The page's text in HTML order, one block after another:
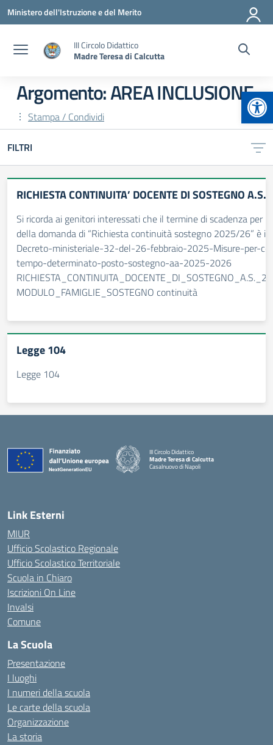
Vai ai contenuti
Vai al menu di navigazione
Vai al footer
Ministero dell'Istruzione e del Merito
III Circolo Didattico
Madre Teresa di Calcutta
Argomento: AREA INCLUSIONE
Stampa / Condividi
FILTRI
RICHIESTA CONTINUITA’ DOCENTE DI SOSTEGNO
Si ricorda ai genitori interessati che il termine di scadenza per
della domanda di “Richiesta continuità sostegno 2025/26” è
Decreto-ministeriale-32-del-26-febbraio-2025-Misure-per-
tempo-determinato-posto-sostegno-aa-2025-2026
MODULO_FAMIGLIE_SOSTEGNO continuità
Legge 104
Legge 104
III Circolo Didattico
Madre Teresa di Calcutta
Casalnuovo di Napoli
— Visita la pagina iniziale della scuola
Link Esterni
MIUR
Ufficio Scolastico Regionale
Ufficio Scolastico Territoriale
Scuola in Chiaro
Iscrizioni On Line
Invalsi
Comune
La Scuola
Presentazione
I luoghi
I numeri della scuola
Le carte della scuola
Organizzazione
La storia